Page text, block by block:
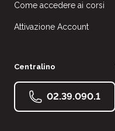
Come accedere ai corsi
Attivazione Account
Centralino
02.39.090.1